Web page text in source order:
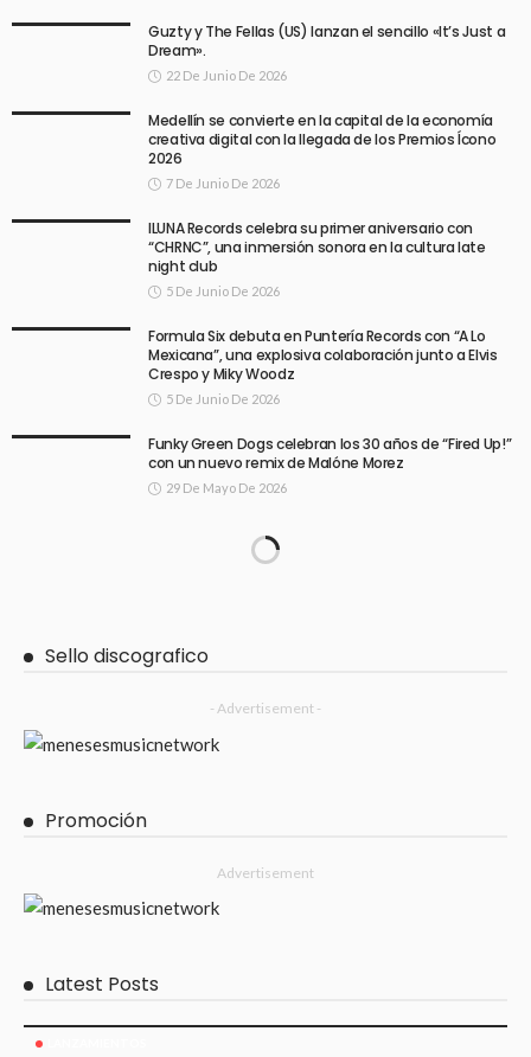
Guzty y The Fellas (US) lanzan el sencillo «It’s Just a
Dream».
22 De Junio De 2026
Medellín se convierte en la capital de la economía
creativa digital con la llegada de los Premios Ícono
2026
7 De Junio De 2026
ILUNA Records celebra su primer aniversario con
“CHRNC”, una inmersión sonora en la cultura late
night club
5 De Junio De 2026
Formula Six debuta en Puntería Records con “A Lo
Mexicana”, una explosiva colaboración junto a Elvis
Crespo y Miky Woodz
5 De Junio De 2026
Funky Green Dogs celebran los 30 años de “Fired Up!”
con un nuevo remix de Malóne Morez
29 De Mayo De 2026
Sello discografico
- Advertisement -
Promoción
Advertisement
Latest Posts